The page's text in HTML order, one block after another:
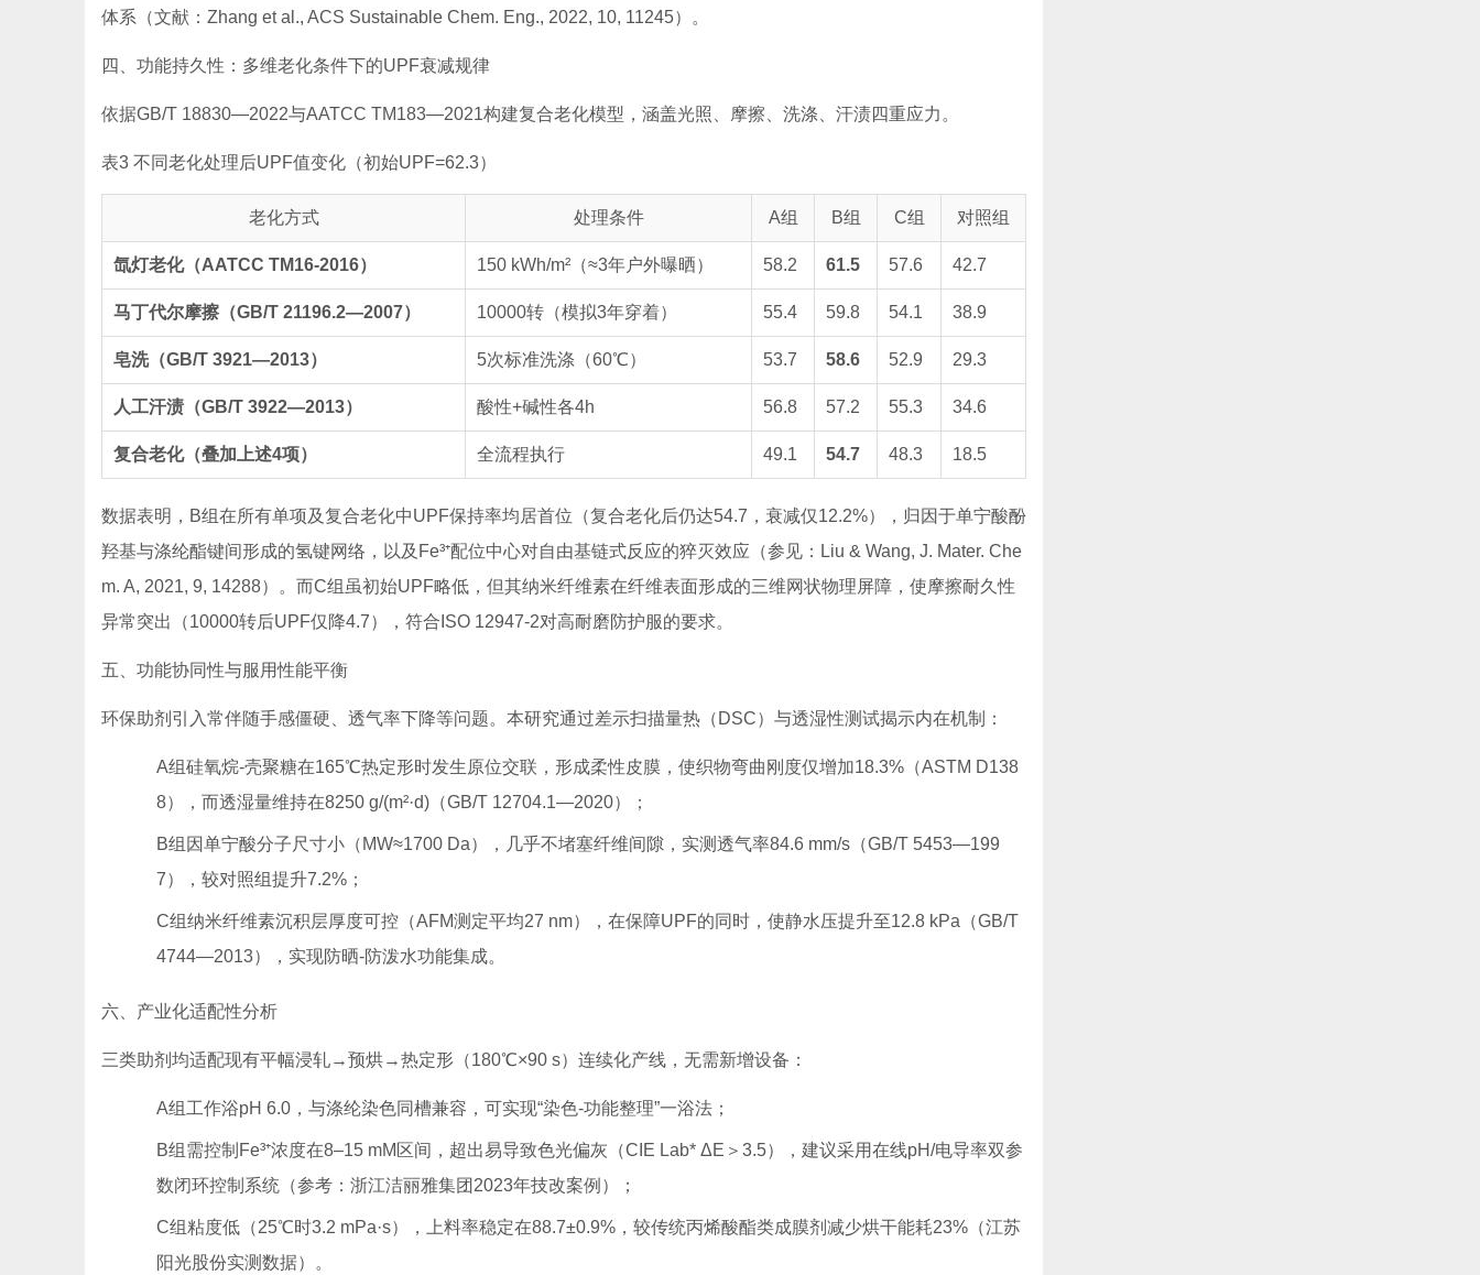
体系（文献：Zhang et al., ACS Sustainable Chem. Eng., 2022, 10, 11245）。
四、功能持久性：多维老化条件下的UPF衰减规律
依据GB/T 18830—2022与AATCC TM183—2021构建复合老化模型，涵盖光照、摩擦、洗涤、汗渍四重应力。
表3 不同老化处理后UPF值变化（初始UPF=62.3）
老化方式 处理条件 A组 B组 C组 对照组
氙灯老化（AATCC TM16-2016） 150 kWh/m²（≈3年户外曝晒） 58.2 61.5 57.6 42.7
马丁代尔摩擦（GB/T 21196.2—2007） 10000转（模拟3年穿着） 55.4 59.8 54.1 38.9
皂洗（GB/T 3921—2013） 5次标准洗涤（60℃） 53.7 58.6 52.9 29.3
人工汗渍（GB/T 3922—2013） 酸性+碱性各4h 56.8 57.2 55.3 34.6
复合老化（叠加上述4项） 全流程执行 49.1 54.7 48.3 18.5
数据表明，B组在所有单项及复合老化中UPF保持率均居首位（复合老化后仍达54.7，衰减仅12.2%），归因于单宁酸酚
羟基与涤纶酯键间形成的氢键网络，以及Fe³⁺配位中心对自由基链式反应的猝灭效应（参见：Liu & Wang, J. Mater. Che
m. A, 2021, 9, 14288）。而C组虽初始UPF略低，但其纳米纤维素在纤维表面形成的三维网状物理屏障，使摩擦耐久性
异常突出（10000转后UPF仅降4.7），符合ISO 12947-2对高耐磨防护服的要求。
五、功能协同性与服用性能平衡
环保助剂引入常伴随手感僵硬、透气率下降等问题。本研究通过差示扫描量热（DSC）与透湿性测试揭示内在机制：
A组硅氧烷-壳聚糖在165℃热定形时发生原位交联，形成柔性皮膜，使织物弯曲刚度仅增加18.3%（ASTM D138
8），而透湿量维持在8250 g/(m²·d)（GB/T 12704.1—2020）；
B组因单宁酸分子尺寸小（MW≈1700 Da），几乎不堵塞纤维间隙，实测透气率84.6 mm/s（GB/T 5453—199
7），较对照组提升7.2%；
C组纳米纤维素沉积层厚度可控（AFM测定平均27 nm），在保障UPF的同时，使静水压提升至12.8 kPa（GB/T
4744—2013），实现防晒-防泼水功能集成。
六、产业化适配性分析
三类助剂均适配现有平幅浸轧→预烘→热定形（180℃×90 s）连续化产线，无需新增设备：
A组工作浴pH 6.0，与涤纶染色同槽兼容，可实现“染色-功能整理”一浴法；
B组需控制Fe³⁺浓度在8–15 mM区间，超出易导致色光偏灰（CIE Lab* ΔE＞3.5），建议采用在线pH/电导率双参
数闭环控制系统（参考：浙江洁丽雅集团2023年技改案例）；
C组粘度低（25℃时3.2 mPa·s），上料率稳定在88.7±0.9%，较传统丙烯酸酯类成膜剂减少烘干能耗23%（江苏
阳光股份实测数据）。